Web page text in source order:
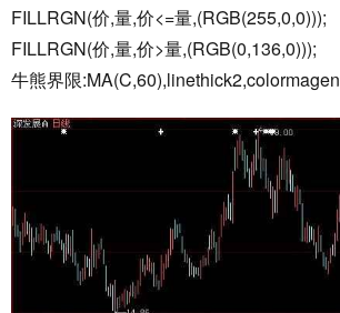
FILLRGN(价,量,价<=量,(RGB(255,0,0)));
FILLRGN(价,量,价>量,(RGB(0,136,0)));
牛熊界限